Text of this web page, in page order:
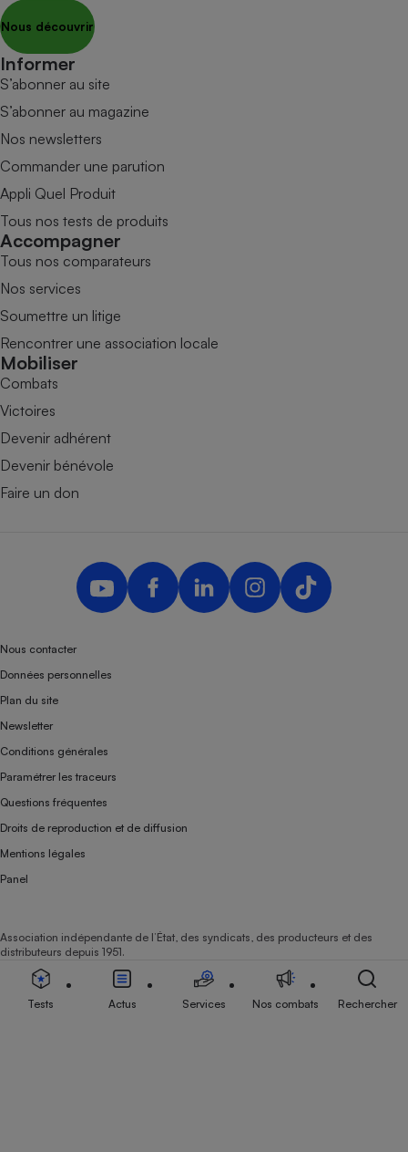
Nous découvrir
Informer
S’abonner au site
S’abonner au magazine
Nos newsletters
Commander une parution
Appli Quel Produit
Tous nos tests de produits
Accompagner
Tous nos comparateurs
Nos services
Soumettre un litige
Rencontrer une association locale
Mobiliser
Combats
Victoires
Devenir adhérent
Devenir bénévole
Faire un don
Nous contacter
Données personnelles
Plan du site
Newsletter
Conditions générales
Paramétrer les traceurs
Questions fréquentes
Droits de reproduction et de diffusion
Mentions légales
Panel
Association indépendante de l’État, des syndicats, des producteurs et des
distributeurs depuis 1951.
Tests Actus Services Nos combats Rechercher